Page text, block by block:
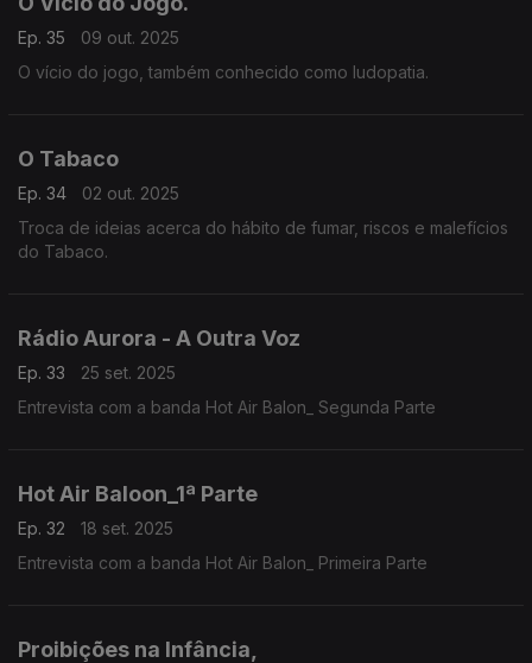
Ep. 35
09 out. 2025
O vício do jogo, também conhecido como ludopatia.
O Tabaco
Ep. 34
02 out. 2025
Troca de ideias acerca do hábito de fumar, riscos e malefícios
do Tabaco.
Rádio Aurora - A Outra Voz
Ep. 33
25 set. 2025
Entrevista com a banda Hot Air Balon_ Segunda Parte
Hot Air Baloon_1ª Parte
Ep. 32
18 set. 2025
Entrevista com a banda Hot Air Balon_ Primeira Parte
Proibições na Infância,